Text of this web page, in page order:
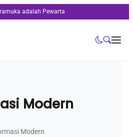
adalah Pewarta
Modern
Modern